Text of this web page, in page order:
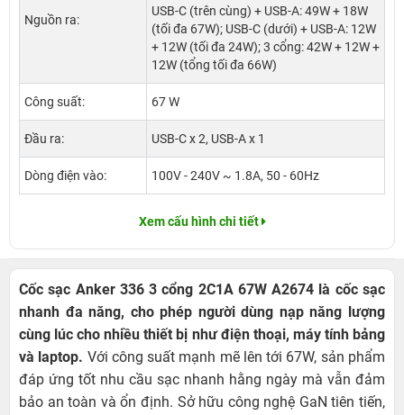
Nguồn ra:
USB-C (trên cùng) + USB-A: 49W + 18W
(tối đa 67W); USB-C (dưới) + USB-A: 12W
+ 12W (tối đa 24W); 3 cổng: 42W + 12W +
12W (tổng tối đa 66W)
Công suất: 67 W
Đầu ra: USB-C x 2, USB-A x 1
Dòng điện vào: 100V - 240V ~ 1.8A, 50 - 60Hz
Xem cấu hình chi tiết
Cốc sạc Anker 336 3 cổng 2C1A 67W A2674 là cốc sạc
nhanh đa năng, cho phép người dùng nạp năng lượng
cùng lúc cho nhiều thiết bị như điện thoại, máy tính bảng
và laptop. Với công suất mạnh mẽ lên tới 67W, sản phẩm
đáp ứng tốt nhu cầu sạc nhanh hằng ngày mà vẫn đảm
bảo an toàn và ổn định. Sở hữu công nghệ GaN tiên tiến,